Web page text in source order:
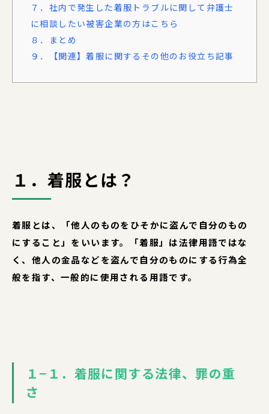
７．社内で発生した着服トラブルに関して弁護士
に相談したい被害企業の方はこちら
８．まとめ
９．【関連】着服に関するその他のお役立ち記事
１．着服とは？
着服とは、「他人のものをひそかに盗んで自分のもの
にすること」をいいます。「着服」は法律用語ではな
く、他人の金品などを盗んで自分のものにする行為全
般を指す、一般的に使用される用語です。
１−１．着服に関する法律、罪の重
さ